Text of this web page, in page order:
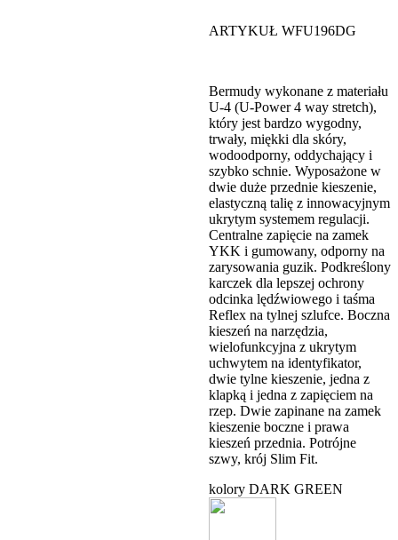
ARTYKUŁ WFU196DG
Bermudy wykonane z materiału
U-4 (U-Power 4 way stretch),
który jest bardzo wygodny,
trwały, miękki dla skóry,
wodoodporny, oddychający i
szybko schnie. Wyposażone w
dwie duże przednie kieszenie,
elastyczną talię z innowacyjnym
ukrytym systemem regulacji.
Centralne zapięcie na zamek
YKK i gumowany, odporny na
zarysowania guzik. Podkreślony
karczek dla lepszej ochrony
odcinka lędźwiowego i taśma
Reflex na tylnej szlufce. Boczna
kieszeń na narzędzia,
wielofunkcyjna z ukrytym
uchwytem na identyfikator,
dwie tylne kieszenie, jedna z
klapką i jedna z zapięciem na
rzep. Dwie zapinane na zamek
kieszenie boczne i prawa
kieszeń przednia. Potrójne
szwy, krój Slim Fit.
kolory DARK GREEN